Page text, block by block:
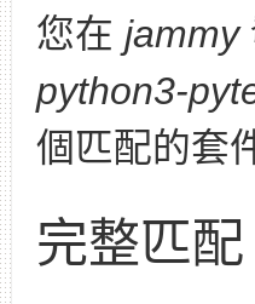
您在 jammy
python3-
個匹配的套
完整匹配